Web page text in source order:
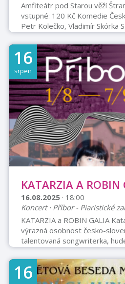
Amfiteátr pod Starou věží
vstupné: 120 Kč Komedie
Petr Kolečko, Vladimír Skórka
Kamera: Jan Šťastný Hudba:
Dlouhý, Petra Nesvačilová,
Jitka Čvančarová, Michal
Petr Panzenberger, Petr
Nebřenský, Jiří Lábus, Jiří
Bučková, Ema Klangová
Vladimír Škultéty, ...
16
srpen
KATARZIA A ROBIN
16.08.2025 · 18:00
Koncert · Příbor - Piaristické
KATARZIA a ROBIN GALIA
výrazná osobnost česko-
talentovaná songwriterka,
introspektivní, osobní texty o
tématech, ve kterých ale
realitu i pocity celé generace.
nádech příjemného jazzu.
16